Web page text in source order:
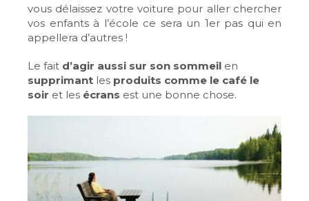
vous délaissez votre voiture pour aller chercher
vos enfants à l’école ce sera un 1er pas qui en
appellera d’autres !
Le fait d’agir aussi sur son sommeil en
supprimant les produits comme le café le
soir et les écrans est une bonne chose.